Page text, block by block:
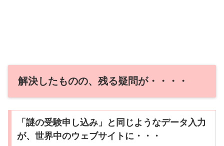
解決したものの、残る疑問が・・・・
「謎の受験申し込み」と同じようなデータ入力
が、世界中のウェブサイトに・・・